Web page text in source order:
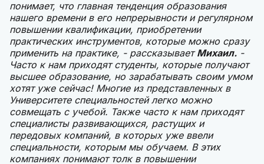
понимает, что главная тенденция образования
нашего времени в его непрерывности и регулярном
повышении квалификации, приобретении
практических инструментов, которые можно сразу
применить на практике, - рассказываетМихаил. -
Часто к нам приходят студенты, которые получают
высшее образование, но зарабатывать своим умом
хотят уже сейчас! Многие из представленных в
Университете специальностей легко можно
совмещать с учебой. Также часто к нам приходят
специалисты развивающихся, растущих и
передовых компаний, в которых уже ввели
специальности, которым мы обучаем. В этих
компаниях понимают толк в повышении